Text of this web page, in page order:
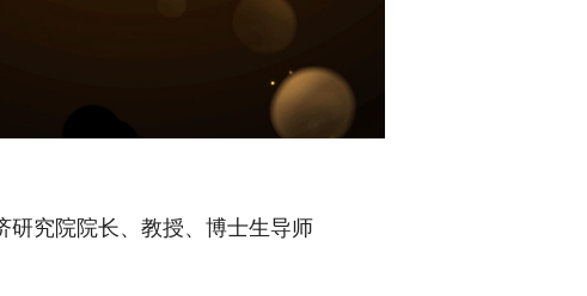
究院院长、教授、博士生导师